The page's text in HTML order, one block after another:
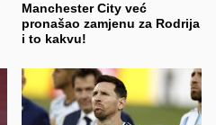
Manchester City već
pronašao zamjenu za Rodrija
i to kakvu!